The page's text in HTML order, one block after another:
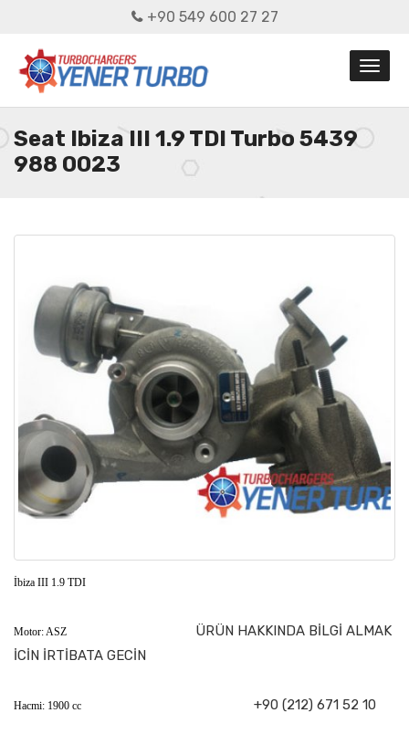
+90 549 600 27 27
Seat Ibiza III 1.9 TDI Turbo 5439
988 0023
İbiza III 1.9 TDI
Motor: ASZ ÜRÜN HAKKINDA BİLGİ ALMAK
İCİN İRTİBATA GECİN
Hacmi: 1900 cc +90 (212) 671 52 10